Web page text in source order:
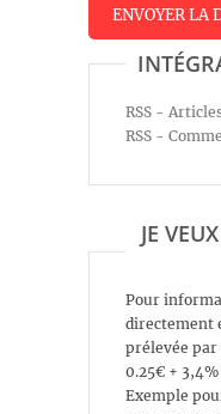
RSS -
RSS -
JE
Pour
directement
prélevée par
0.25€ +
Exemple